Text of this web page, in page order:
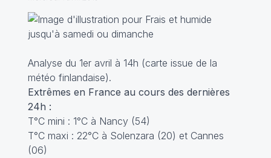
Analyse du 1er avril à 14h (carte issue de la
météo finlandaise).
Extrêmes en France au cours des dernières
24h :
T°C mini : 1°C à Nancy (54)
T°C maxi : 22°C à Solenzara (20) et Cannes
(06)